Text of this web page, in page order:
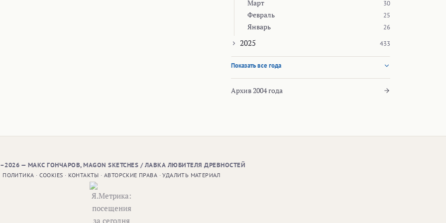
Март 30
Февраль 25
Январь 26
2025 433
Показать все года
Архив 2004 года
— МАКС ГОНЧАРОВ, MAGON SKETCHES / ЛАВКА ЛЮБИТЕЛЯ ДРЕВНОСТЕЙ
ПОЛИТИКА · COOKIES · КОНТАКТЫ ·АВТОРСКИЕ ПРАВА ·УДАЛИТЬ МАТЕРИАЛ